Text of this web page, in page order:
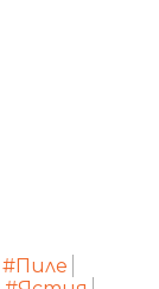
#Пиле